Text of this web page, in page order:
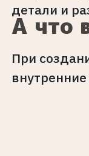
детали и
А что
При